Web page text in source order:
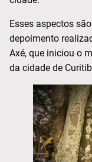
Esses aspectos
depoimento
Axé, que iniciou o
da cidade de